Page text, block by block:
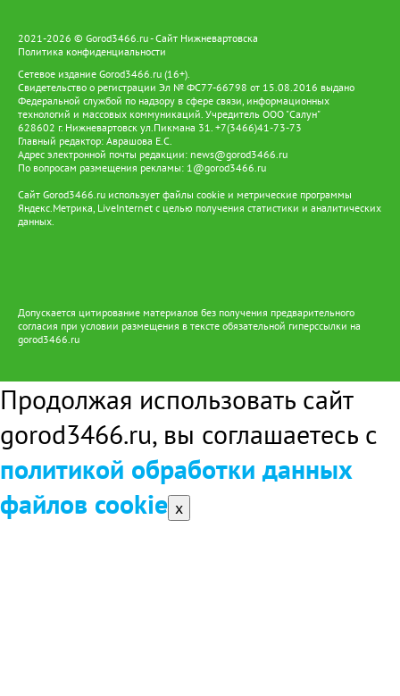
обеспечивают работу телекоммуникационного оборудования,
освещения и бытовых электроприборов. Так цифровая
инфраструктура становится частью более масштабной системы
поддержки коренных народов — от образования и доступа к
услугам до развития традиционных промыслов и сохранения
культурного наследия. Именно такой подход позволяет
сочетать современные технологии с традиционным образом
жизни ханты и манси, давая им возможность жить и трудиться
на земле предков и вести традиционный образ жизни.
2021-2026 © Gorod3466.ru - Сайт Нижневартовска
Политика конфиденциальности
Сетевое издание Gorod3466.ru (16+).
Свидетельство о регистрации Эл № ФС77-66798 от 15.08.2016 выдано
Федеральной службой по надзору в сфере связи, информационных
технологий и массовых коммуникаций. Учредитель ООО "Салун"
628602 г. Нижневартовск ул.Пикмана 31. +7(3466)41-73-73
Главный редактор: Аврашова Е.С.
Адрес электронной почты редакции: news@gorod3466.ru
По вопросам размещения рекламы: 1@gorod3466.ru
Сайт Gorod3466.ru использует файлы cookie и метрические программы
Яндекс.Метрика, LiveInternet с целью получения статистики и аналитических
данных.
Допускается цитирование материалов без получения предварительного
согласия при условии размещения в тексте обязательной гиперссылки на
gorod3466.ru
Продолжая использовать сайт
gorod3466.ru, вы соглашаетесь с
политикой обработки данных
файлов cookie x